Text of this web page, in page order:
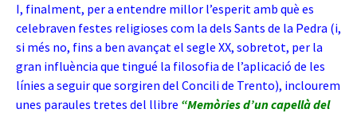
I, finalment, per a entendre millor l’esperit amb què es
celebraven festes religioses com la dels Sants de la Pedra (i,
si més no, fins a ben avançat el segle XX, sobretot, per la
gran influència que tingué la filosofia de l’aplicació de les
línies a seguir que sorgiren del Concili de Trento), inclourem
unes paraules tretes del llibre “Memòries d’un capellà del